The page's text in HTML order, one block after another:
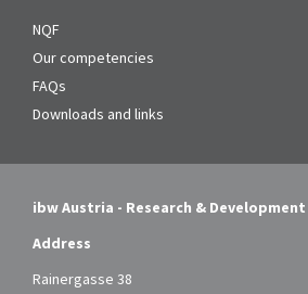
NQF
Our competencies
FAQs
Downloads and links
ibw Austria - Research & Development
Address
Rainergasse 38